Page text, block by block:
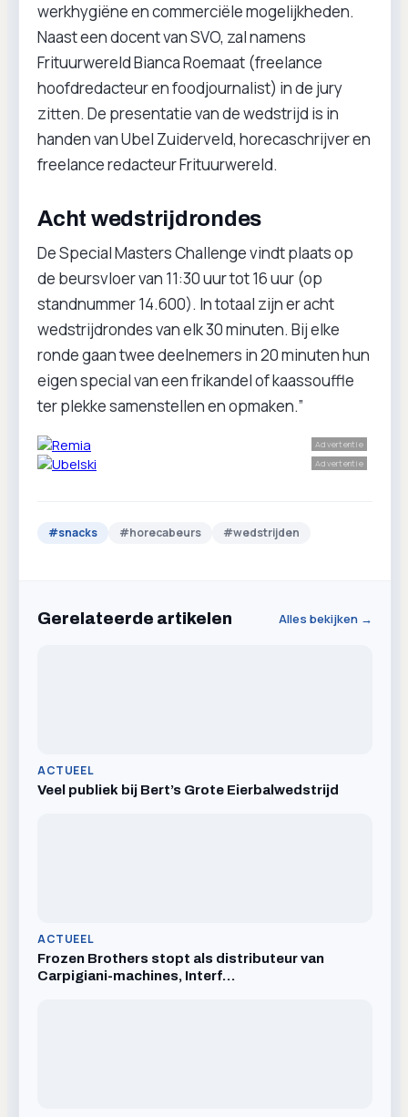
werkhygiëne en commerciële mogelijkheden.
Naast een docent van SVO, zal namens
Frituurwereld Bianca Roemaat (freelance
hoofdredacteur en foodjournalist) in de jury
zitten. De presentatie van de wedstrijd is in
handen van Ubel Zuiderveld, horecaschrijver en
freelance redacteur Frituurwereld.
Acht wedstrijdrondes
De Special Masters Challenge vindt plaats op
de beursvloer van 11:30 uur tot 16 uur (op
standnummer 14.600). In totaal zijn er acht
wedstrijdrondes van elk 30 minuten. Bij elke
ronde gaan twee deelnemers in 20 minuten hun
eigen special van een frikandel of kaassouffle
ter plekke samenstellen en opmaken.”
Advertentie
Advertentie
#snacks #horecabeurs #wedstrijden
Gerelateerde artikelen Alles bekijken →
ACTUEEL
Veel publiek bij Bert’s Grote Eierbalwedstrijd
ACTUEEL
Frozen Brothers stopt als distributeur van
Carpigiani-machines, Interf…